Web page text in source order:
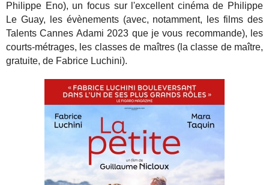
Philippe Eno), un focus sur l'excellent cinéma de Philippe
Le Guay, les évènements (avec, notamment, les films des
Talents Cannes Adami 2023 que je vous recommande), les
courts-métrages, les classes de maîtres (la classe de maître,
gratuite, de Fabrice Luchini).